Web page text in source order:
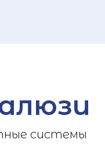
системы